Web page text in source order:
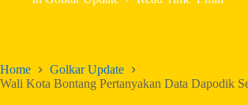
Home
Golkar Update
Wali Kota Bontang Pertanyakan Data Dapodik